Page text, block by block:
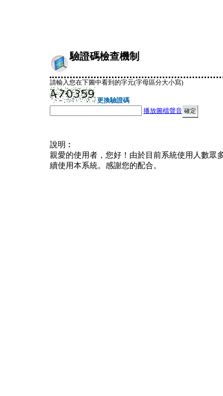
驗證碼檢查機制
請輸入您在下圖中看到的字元(字母區分大小寫)
更換驗證碼
播放圖檔聲音
說明︰
親愛的使用者，您好！由於目前系統使用人數眾
續使用本系統。感謝您的配合。